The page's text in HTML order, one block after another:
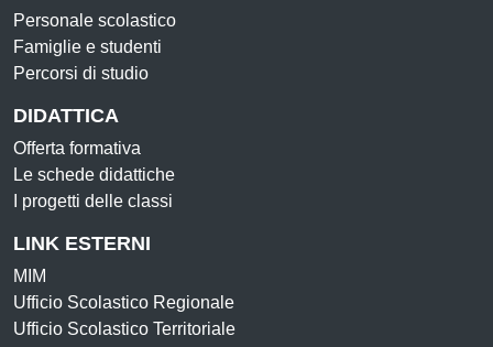
Personale scolastico
Famiglie e studenti
Percorsi di studio
DIDATTICA
Offerta formativa
Le schede didattiche
I progetti delle classi
LINK ESTERNI
MIM
Ufficio Scolastico Regionale
Ufficio Scolastico Territoriale